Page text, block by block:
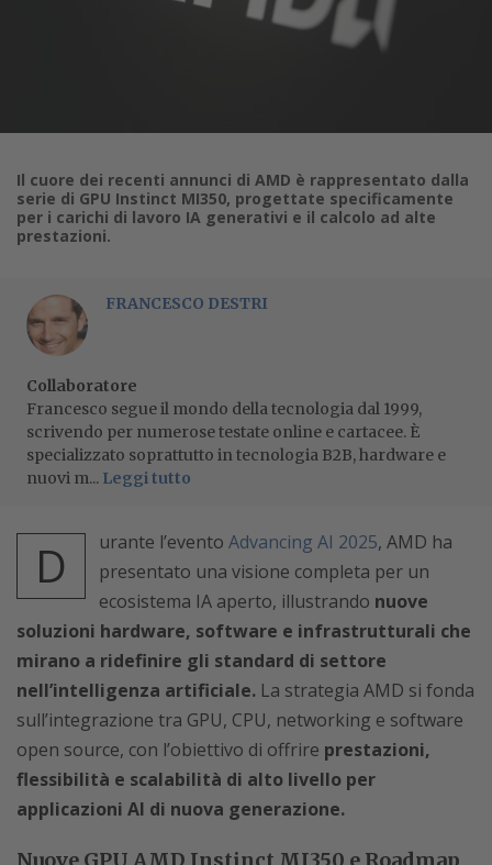
Il cuore dei recenti annunci di AMD è rappresentato dalla
serie di GPU Instinct MI350, progettate specificamente
per i carichi di lavoro IA generativi e il calcolo ad alte
prestazioni.
FRANCESCO DESTRI
Collaboratore
Francesco segue il mondo della tecnologia dal 1999,
scrivendo per numerose testate online e cartacee. È
specializzato soprattutto in tecnologia B2B, hardware e
nuovi m... Leggi tutto
D urante l’evento Advancing AI 2025, AMD ha
presentato una visione completa per un
ecosistema IA aperto, illustrando nuove
soluzioni hardware, software e infrastrutturali che
mirano a ridefinire gli standard di settore
nell’intelligenza artificiale. La strategia AMD si fonda
sull’integrazione tra GPU, CPU, networking e software
open source, con l’obiettivo di offrire prestazioni,
flessibilità e scalabilità di alto livello per
applicazioni AI di nuova generazione.
Nuove GPU AMD Instinct MI350 e Roadmap